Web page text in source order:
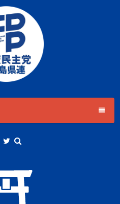
総支部連合会